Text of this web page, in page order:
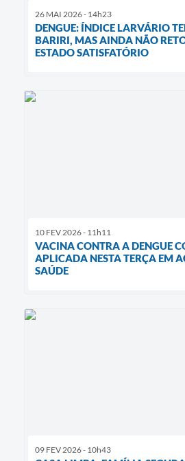
26 MAI 2026 - 14h23
DENGUE: ÍNDICE LARVÁRIO
BARIRI, MAS AINDA NÃO
ESTADO SATISFATÓRIO
10 FEV 2026 - 11h11
VACINA CONTRA A DENGUE
APLICADA NESTA TERÇA EM
SAÚDE
09 FEV 2026 - 10h43